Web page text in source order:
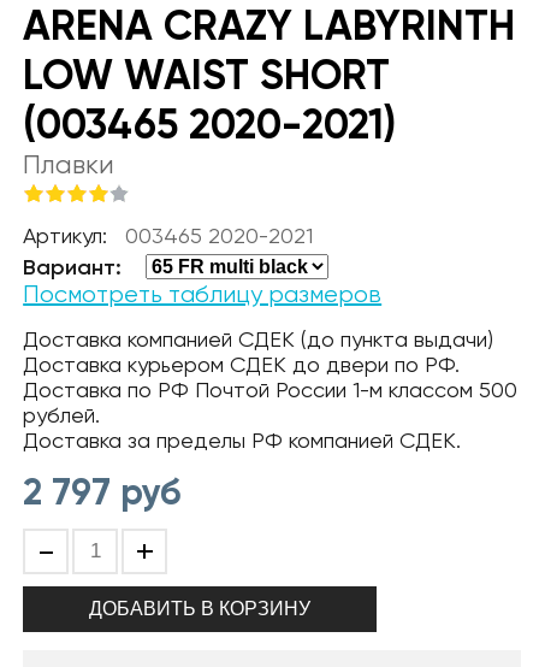
ARENA CRAZY LABYRINTH
LOW WAIST SHORT
(003465 2020-2021)
Плавки
Артикул: 003465 2020-2021
Вариант:
Посмотреть таблицу размеров
Доставка компанией СДЕК (до пункта выдачи)
Доставка курьером СДЕК до двери по РФ.
Доставка по РФ Почтой России 1-м классом 500
рублей.
Доставка за пределы РФ компанией СДЕК.
2 797 руб
- +